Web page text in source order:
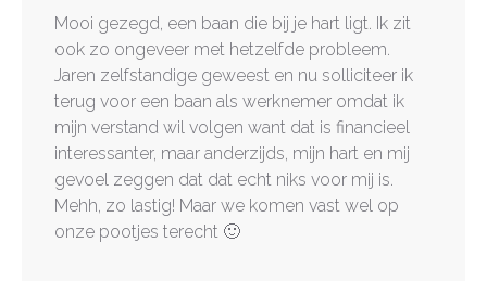
Mooi gezegd, een baan die bij je hart ligt. Ik zit
ook zo ongeveer met hetzelfde probleem.
Jaren zelfstandige geweest en nu solliciteer ik
terug voor een baan als werknemer omdat ik
mijn verstand wil volgen want dat is financieel
interessanter, maar anderzijds, mijn hart en mij
gevoel zeggen dat dat echt niks voor mij is.
Mehh, zo lastig! Maar we komen vast wel op
onze pootjes terecht 🙂